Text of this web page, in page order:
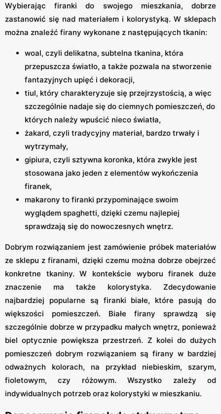
Wybierając firanki do swojego mieszkania, dobrze
zastanowić się nad materiałem i kolorystyką. W sklepach
można znaleźć firany wykonane z następujących tkanin:
woal, czyli delikatna, subtelna tkanina, która
przepuszcza światło, a także pozwala na stworzenie
fantazyjnych upięć i dekoracji,
tiul, który charakteryzuje się przejrzystością, a więc
szczególnie nadaje się do ciemnych pomieszczeń, do
których należy wpuścić nieco światła,
żakard, czyli tradycyjny materiał, bardzo trwały i
wytrzymały,
gipiura, czyli sztywna koronka, która zwykle jest
stosowana jako jeden z elementów wykończenia
firanek,
makarony to firanki przypominające swoim
wyglądem spaghetti, dzięki czemu najlepiej
sprawdzają się do nowoczesnych wnętrz.
Dobrym rozwiązaniem jest zamówienie próbek materiałów
ze sklepu z firanami, dzięki czemu można dobrze obejrzeć
konkretne tkaniny. W kontekście wyboru firanek duże
znaczenie ma także kolorystyka. Zdecydowanie
najbardziej popularne są firanki białe, które pasują do
większości pomieszczeń. Białe firany sprawdzą się
szczególnie dobrze w przypadku małych wnętrz, ponieważ
biel optycznie powiększa przestrzeń. Z kolei do dużych
pomieszczeń dobrym rozwiązaniem są firany w bardziej
odważnych kolorach, na przykład niebieskim, szarym,
fioletowym, czy różowym. Wszystko zależy od
indywidualnych potrzeb oraz kolorystyki w mieszkaniu.